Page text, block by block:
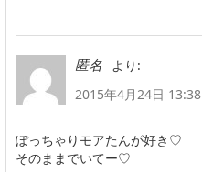
匿名
より:
2015年4月24日 13:38
ぽっちゃりモアたんが好き♡
そのままでいてー♡